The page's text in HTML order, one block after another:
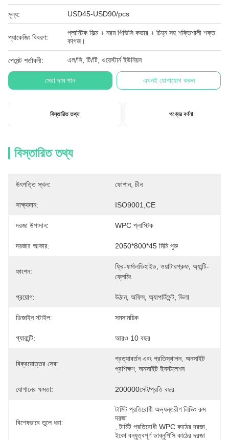
মূল্য: USD45-USD90/pcs
প্যাকেজিং বিবরণ:
প্লাস্টিক ফিল্ম + নরম পিভিসি কভার + চিহ্ন সহ শক্তিশালী শক্ত
কাগজ।
পেমেন্ট শর্তাবলী: এল/সি, টি/টি, ওয়েস্টার্ন ইউনিয়ন
সেরা দাম পান এখনই যোগাযোগ করুন
বিস্তারিত তথ্য পণ্যের বর্ণনা
বিস্তারিত তথ্য
উৎপত্তি স্থল: ফোশান, চীন
সাক্ষ্যদান: ISO9001,CE
দরজা উপাদান: WPC প্লাস্টিক
দরজার আকার: 2050*800*45 মিমি পুরু
ফাংশন:
ফ্রি-ফর্মালডিহাইড, ওয়াটারপ্রুফ, অ্যান্টি-
ফ্লেমিং
প্রয়োগ: উঠান, অফিস, অ্যাপার্টমেন্ট, ভিলা
ডিজাইন স্টাইল: সমসাময়িক
গ্যারান্টি: আরও 10 বছর
বিক্রয়োত্তর সেবা:
প্রত্যাবর্তন এবং প্রতিস্থাপন, অনসাইট
প্রশিক্ষণ, অনসাইট ইনস্টলেশন
যোগানের ক্ষমতা: 200000সেট/প্রতি বছর
বিশেষভাবে তুলে ধরা:
টার্মিট প্রতিরোধী অভ্যন্তরীণ লিভিং রুম
দরজা
, টার্মিট প্রতিরোধী WPC কাঠের দরজা
ইকো বন্ধুত্বপূর্ণ ডাব্লুপিসি কাঠের দরজা